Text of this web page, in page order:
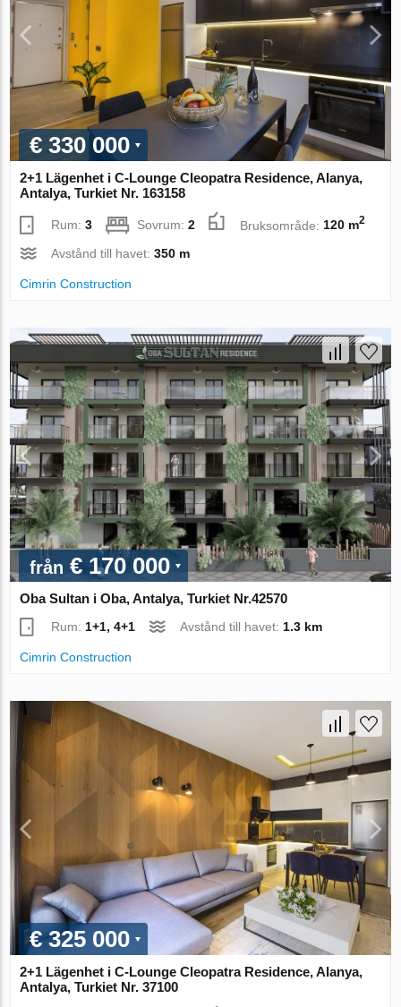
€ 330 000
2+1 Lägenhet i C-Lounge Cleopatra Residence, Alanya,
Antalya, Turkiet Nr. 163158
Rum:3 Sovrum:2 Bruksområde:120 m2
Avstånd till havet:350 m
Cimrin Construction
från € 170 000
Oba Sultan i Oba, Antalya, Turkiet Nr.42570
Rum: 1+1, 4+1 Avstånd till havet: 1.3 km
Cimrin Construction
€ 325 000
2+1 Lägenhet i C-Lounge Cleopatra Residence, Alanya,
Antalya, Turkiet Nr. 37100